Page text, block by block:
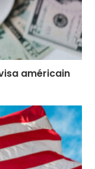
américain